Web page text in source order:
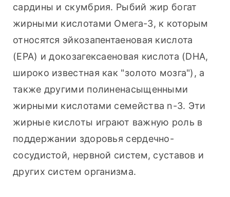
сардины и скумбрия. Рыбий жир богат
жирными кислотами Омега-3, к которым
относятся эйкозапентаеновая кислота
(EPA) и докозагексаеновая кислота (DHA,
широко известная как "золото мозга"), а
также другими полиненасыщенными
жирными кислотами семейства n-3. Эти
жирные кислоты играют важную роль в
поддержании здоровья сердечно-
сосудистой, нервной систем, суставов и
других систем организма.